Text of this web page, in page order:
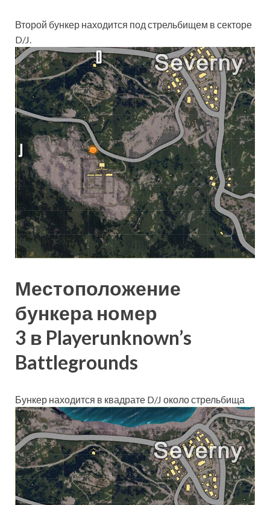
Второй бункер находится под стрельбищем в секторе
D/J.
Местоположение
бункера номер
3 в Playerunknown’s
Battlegrounds
Бункер находится в квадрате D/J около стрельбища